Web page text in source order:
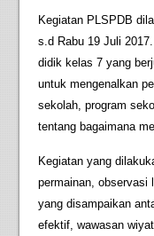
Kegiatan PLSPDB
s.d Rabu 19 Juli
didik kelas 7 yang
untuk mengenalkan
sekolah, program
tentang bagaimana
Kegiatan yang
permainan, observasi
yang disampaikan
efektif, wawasan